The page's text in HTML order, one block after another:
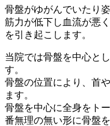
骨盤がゆがんでいたり
筋力が低下し血流が悪
を引き起こします。
当院では骨盤を中心と
す。
骨盤の位置により、首
ます。
骨盤を中心に全身をト
番無理の無い形に骨盤